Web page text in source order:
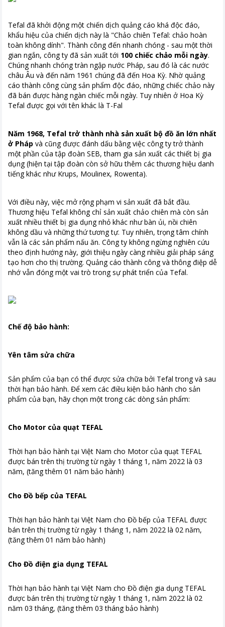
Tefal đã khởi động một chiến dịch quảng cáo khá độc đáo,
khẩu hiệu của chiến dịch này là "Chảo chiên Tefal: chảo hoàn
toàn không dính". Thành công đến nhanh chóng - sau một thời
gian ngắn, công ty đã sản xuất tới 100 chiếc chảo mỗi ngày.
Chúng nhanh chóng tràn ngập nước Pháp, sau đó là các nước
châu Âu và đến năm 1961 chúng đã đến Hoa Kỳ. Nhờ quảng
cáo thành công cùng sản phẩm độc đáo, những chiếc chảo này
đã bán được hàng ngàn chiếc mỗi ngày. Tuy nhiên ở Hoa Kỳ
Tefal được gọi với tên khác là T-Fal
Năm 1968, Tefal trở thành nhà sản xuất bộ đồ ăn lớn nhất
ở Pháp và cũng được đánh dấu bằng việc công ty trở thành
một phần của tập đoàn SEB, tham gia sản xuất các thiết bị gia
dụng (hiện tại tập đoàn còn sở hữu thêm các thương hiệu danh
tiếng khác như Krups, Moulinex, Rowenta).
Với điều này, việc mở rộng phạm vi sản xuất đã bắt đầu.
Thương hiệu Tefal không chỉ sản xuất chảo chiên mà còn sản
xuất nhiều thiết bị gia dụng nhỏ khác như bàn ủi, nồi chiên
không dầu và những thứ tương tự. Tuy nhiên, trọng tâm chính
vẫn là các sản phẩm nấu ăn. Công ty không ngừng nghiên cứu
theo định hướng này, giới thiệu ngày càng nhiều giải pháp sáng
tạo hơn cho thị trường. Quảng cáo thành công và thông điệp dễ
nhớ vẫn đóng một vai trò trong sự phát triển của Tefal.
Chế độ bảo hành:
Yên tâm sửa chữa
Sản phẩm của bạn có thể được sửa chữa bởi Tefal trong và sau
thời hạn bảo hành. Để xem các điều kiện bảo hành cho sản
phẩm của bạn, hãy chọn một trong các dòng sản phẩm:
Cho Motor của quạt TEFAL
Thời hạn bảo hành tại Việt Nam cho Motor của quạt TEFAL
được bán trên thị trường từ ngày 1 tháng 1, năm 2022 là 03
năm, (tăng thêm 01 năm bảo hành)
Cho Đồ bếp của TEFAL
Thời hạn bảo hành tại Việt Nam cho Đồ bếp của TEFAL được
bán trên thị trường từ ngày 1 tháng 1, năm 2022 là 02 năm,
(tăng thêm 01 năm bảo hành)
Cho Đồ điện gia dụng TEFAL
Thời hạn bảo hành tại Việt Nam cho Đồ điện gia dụng TEFAL
được bán trên thị trường từ ngày 1 tháng 1, năm 2022 là 02
năm 03 tháng, (tăng thêm 03 tháng bảo hành)